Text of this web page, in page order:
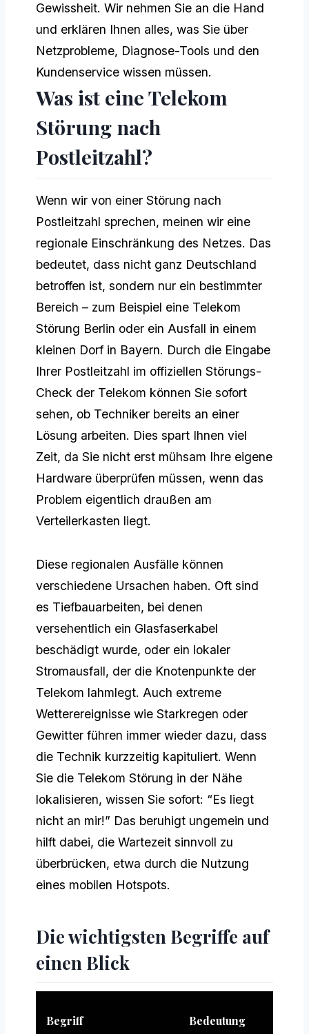
Gewissheit. Wir nehmen Sie an die Hand
und erklären Ihnen alles, was Sie über
Netzprobleme, Diagnose-Tools und den
Kundenservice wissen müssen.
Was ist eine Telekom
Störung nach
Postleitzahl?
Wenn wir von einer Störung nach
Postleitzahl sprechen, meinen wir eine
regionale Einschränkung des Netzes. Das
bedeutet, dass nicht ganz Deutschland
betroffen ist, sondern nur ein bestimmter
Bereich – zum Beispiel eine Telekom
Störung Berlin oder ein Ausfall in einem
kleinen Dorf in Bayern. Durch die Eingabe
Ihrer Postleitzahl im offiziellen Störungs-
Check der Telekom können Sie sofort
sehen, ob Techniker bereits an einer
Lösung arbeiten. Dies spart Ihnen viel
Zeit, da Sie nicht erst mühsam Ihre eigene
Hardware überprüfen müssen, wenn das
Problem eigentlich draußen am
Verteilerkasten liegt.
Diese regionalen Ausfälle können
verschiedene Ursachen haben. Oft sind
es Tiefbauarbeiten, bei denen
versehentlich ein Glasfaserkabel
beschädigt wurde, oder ein lokaler
Stromausfall, der die Knotenpunkte der
Telekom lahmlegt. Auch extreme
Wetterereignisse wie Starkregen oder
Gewitter führen immer wieder dazu, dass
die Technik kurzzeitig kapituliert. Wenn
Sie die Telekom Störung in der Nähe
lokalisieren, wissen Sie sofort: “Es liegt
nicht an mir!” Das beruhigt ungemein und
hilft dabei, die Wartezeit sinnvoll zu
überbrücken, etwa durch die Nutzung
eines mobilen Hotspots.
Die wichtigsten Begriffe auf
einen Blick
Begriff Bedeutung